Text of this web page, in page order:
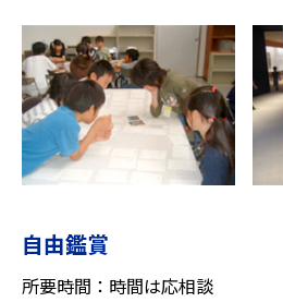
自由鑑賞
所要時間：時間は応相談